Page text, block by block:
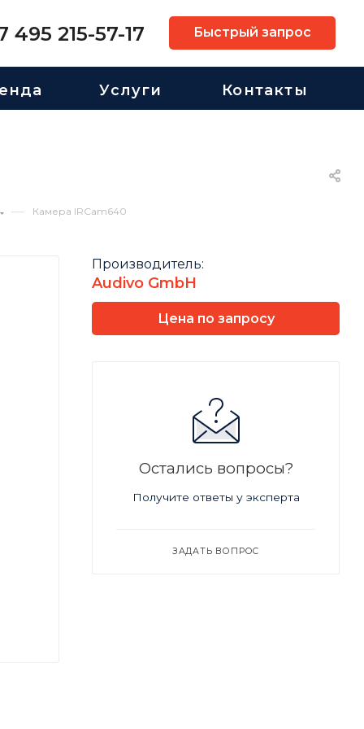
495 215-57-17 Быстрый запрос
Услуги Контакты
— Камера IRCam640
Производитель:
Audivo GmbH
Цена по запросу
Остались вопросы?
Получите ответы у эксперта
ЗАДАТЬ ВОПРОС